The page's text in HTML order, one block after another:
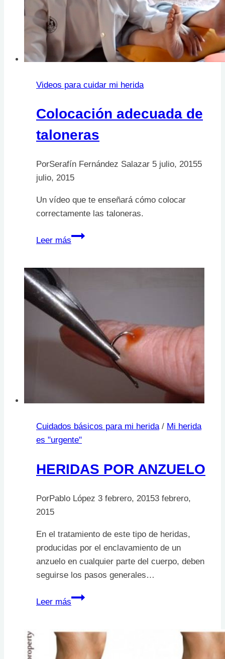
Videos para cuidar mi herida
Colocación adecuada de
taloneras
PorSerafín Fernández Salazar 5 julio, 20155
julio, 2015
Un vídeo que te enseñará cómo colocar
correctamente las taloneras.
Leer más
Colocación
Cuidados básicos para mi herida/ Mi herida
es "urgente"
HERIDAS POR ANZUELO
PorPablo López 3 febrero, 20153 febrero,
2015
En el tratamiento de este tipo de heridas,
producidas por el enclavamiento de un
anzuelo en cualquier parte del cuerpo, deben
seguirse los pasos generales…
Leer más
HERIDAS